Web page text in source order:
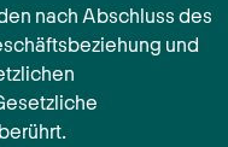
nach Abschluss des
und